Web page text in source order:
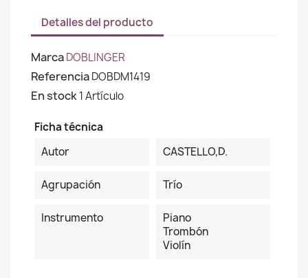
Detalles del producto
MarcaDOBLINGER
ReferenciaDOBDM1419
En stock1 Artículo
Ficha técnica
Autor
CASTELLO,D.
Agrupación Trío
Instrumento
Piano
Trombón
Violín